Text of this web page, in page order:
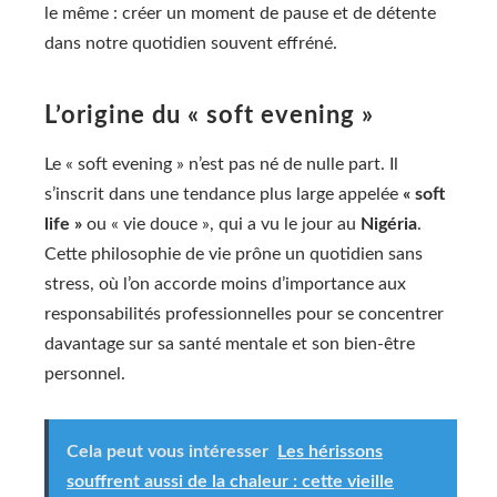
le même : créer un moment de pause et de détente
dans notre quotidien souvent effréné.
L’origine du « soft evening »
Le « soft evening » n’est pas né de nulle part. Il
s’inscrit dans une tendance plus large appelée « soft
life » ou « vie douce », qui a vu le jour au Nigéria.
Cette philosophie de vie prône un quotidien sans
stress, où l’on accorde moins d’importance aux
responsabilités professionnelles pour se concentrer
davantage sur sa santé mentale et son bien-être
personnel.
Cela peut vous intéresser
Les hérissons
souffrent aussi de la chaleur : cette vieille